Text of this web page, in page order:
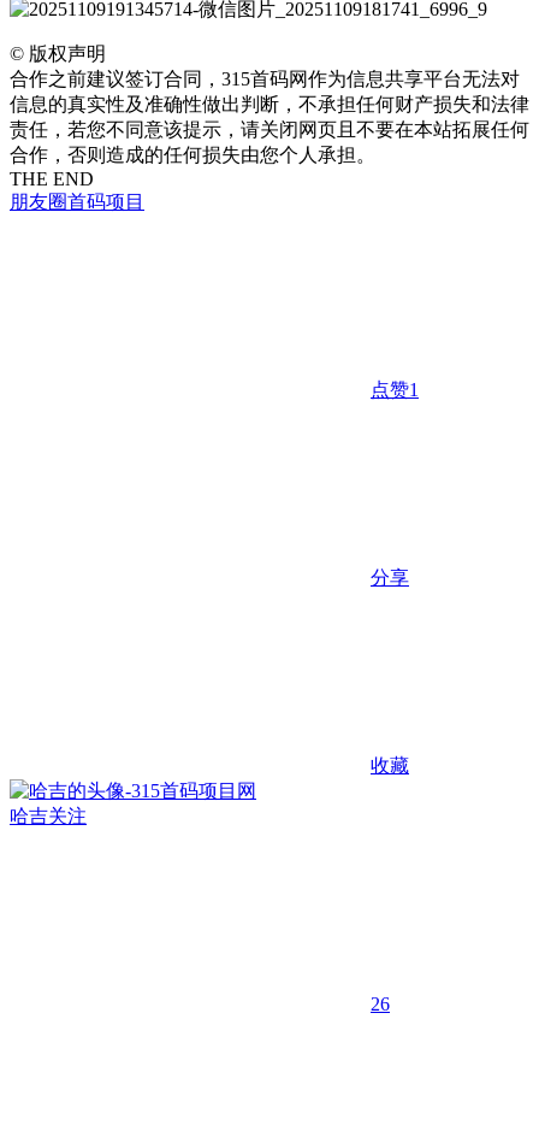
© 版权声明
合作之前建议签订合同，315首码网作为信息共享平台无法对
信息的真实性及准确性做出判断，不承担任何财产损失和法律
责任，若您不同意该提示，请关闭网页且不要在本站拓展任何
合作，否则造成的任何损失由您个人承担。
THE END
朋友圈首码项目
点赞1
分享
收藏
哈吉关注
26